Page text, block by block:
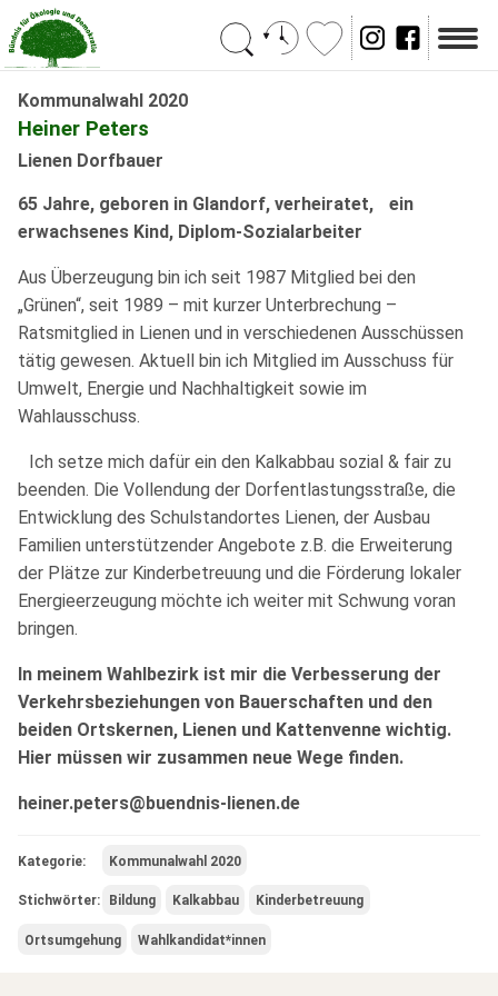
Suchen
Kommunalwahl 2020
Heiner Peters
Lienen Dorfbauer
65 Jahre, geboren in Glandorf, verheiratet, ein
erwachsenes Kind, Diplom-Sozialarbeiter
Aus Überzeugung bin ich seit 1987 Mitglied bei den
„Grünen“, seit 1989 – mit kurzer Unterbrechung –
Ratsmitglied in Lienen und in verschiedenen Ausschüssen
tätig gewesen. Aktuell bin ich Mitglied im Ausschuss für
Umwelt, Energie und Nachhaltigkeit sowie im
Wahlausschuss.
Ich setze mich dafür ein den Kalkabbau sozial & fair zu
beenden. Die Vollendung der Dorfentlastungsstraße, die
Entwicklung des Schulstandortes Lienen, der Ausbau
Familien unterstützender Angebote z.B. die Erweiterung
der Plätze zur Kinderbetreuung und die Förderung lokaler
Energieerzeugung möchte ich weiter mit Schwung voran
bringen.
In meinem Wahlbezirk ist mir die Verbesserung der
Verkehrsbeziehungen von Bauerschaften und den
beiden Ortskernen, Lienen und Kattenvenne wichtig.
Hier müssen wir zusammen neue Wege finden.
heiner.peters@buendnis-lienen.de
Kategorie: Kommunalwahl 2020
Stichwörter: Bildung Kalkabbau Kinderbetreuung
Ortsumgehung Wahlkandidat*innen